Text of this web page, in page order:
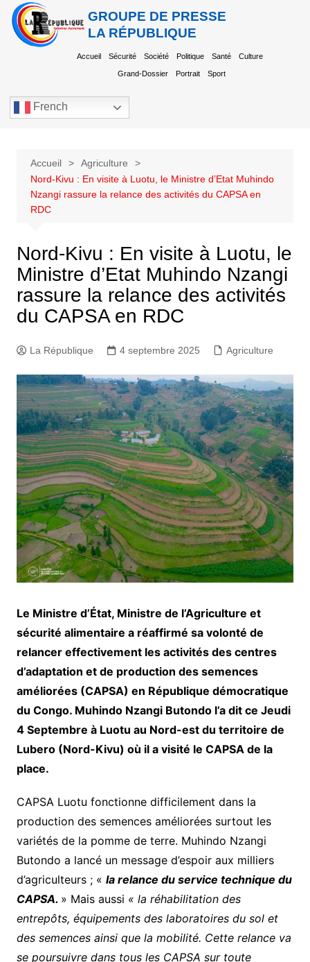
GROUPE DE PRESSE
LA RÉPUBLIQUE
Accueil Sécurité Société Politique Santé Culture
Grand-Dossier Portrait Sport
French
Accueil
Agriculture
Nord-Kivu : En visite à Luotu, le Ministre d’Etat Muhindo
Nzangi rassure la relance des activités du CAPSA en
RDC
Nord-Kivu : En visite à Luotu, le
Ministre d’Etat Muhindo Nzangi
rassure la relance des activités
du CAPSA en RDC
La République 4 septembre 2025 Agriculture
Le Ministre d’État, Ministre de l’Agriculture et
sécurité alimentaire a réaffirmé sa volonté de
relancer effectivement les activités des centres
d’adaptation et de production des semences
améliorées (CAPSA) en République démocratique
du Congo. Muhindo Nzangi Butondo l’a dit ce Jeudi
4 Septembre à Luotu au Nord-est du territoire de
Lubero (Nord-Kivu) où il a visité le CAPSA de la
place.
CAPSA Luotu fonctionne difficilement dans la
production des semences améliorées surtout les
variétés de la pomme de terre. Muhindo Nzangi
Butondo a lancé un message d’espoir aux milliers
d’agriculteurs ; « la relance du service technique du
CAPSA. » Mais aussi « la réhabilitation des
entrepôts, équipements des laboratoires du sol et
des semences ainsi que la mobilité. Cette relance va
se poursuivre dans tous les CAPSA sur toute